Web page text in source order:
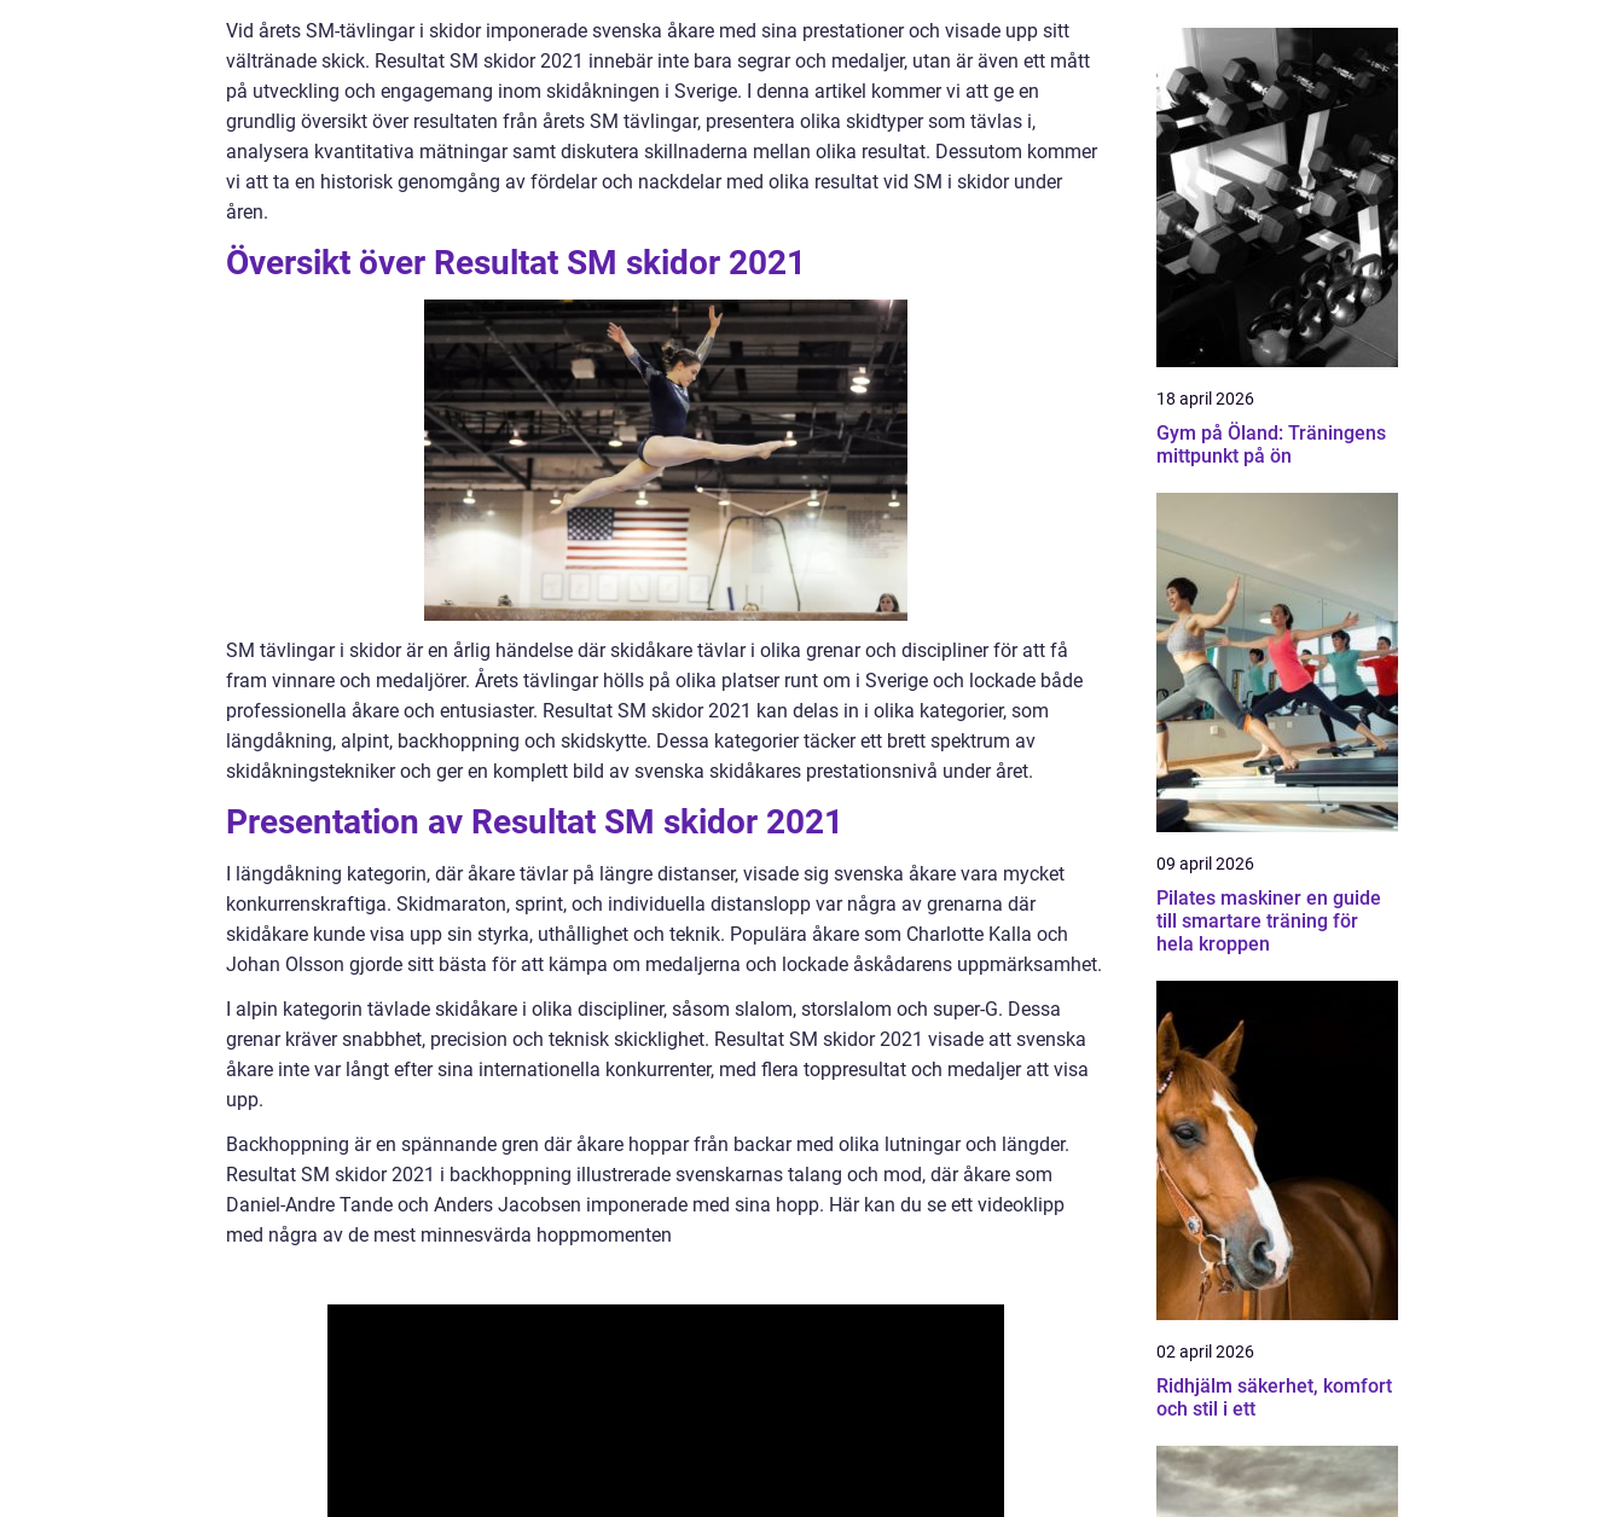
Vid årets SM-tävlingar i skidor imponerade svenska åkare med sina prestationer och visade upp sitt
vältränade skick. Resultat SM skidor 2021 innebär inte bara segrar och medaljer, utan är även ett mått
på utveckling och engagemang inom skidåkningen i Sverige. I denna artikel kommer vi att ge en
grundlig översikt över resultaten från årets SM tävlingar, presentera olika skidtyper som tävlas i,
analysera kvantitativa mätningar samt diskutera skillnaderna mellan olika resultat. Dessutom kommer
vi att ta en historisk genomgång av fördelar och nackdelar med olika resultat vid SM i skidor under
åren.
Översikt över Resultat SM skidor 2021
SM tävlingar i skidor är en årlig händelse där skidåkare tävlar i olika grenar och discipliner för att få
fram vinnare och medaljörer. Årets tävlingar hölls på olika platser runt om i Sverige och lockade både
professionella åkare och entusiaster. Resultat SM skidor 2021 kan delas in i olika kategorier, som
längdåkning, alpint, backhoppning och skidskytte. Dessa kategorier täcker ett brett spektrum av
skidåkningstekniker och ger en komplett bild av svenska skidåkares prestationsnivå under året.
Presentation av Resultat SM skidor 2021
I längdåkning kategorin, där åkare tävlar på längre distanser, visade sig svenska åkare vara mycket
konkurrenskraftiga. Skidmaraton, sprint, och individuella distanslopp var några av grenarna där
skidåkare kunde visa upp sin styrka, uthållighet och teknik. Populära åkare som Charlotte Kalla och
Johan Olsson gjorde sitt bästa för att kämpa om medaljerna och lockade åskådarens uppmärksamhet.
I alpin kategorin tävlade skidåkare i olika discipliner, såsom slalom, storslalom och super-G. Dessa
grenar kräver snabbhet, precision och teknisk skicklighet. Resultat SM skidor 2021 visade att svenska
åkare inte var långt efter sina internationella konkurrenter, med flera toppresultat och medaljer att visa
upp.
Backhoppning är en spännande gren där åkare hoppar från backar med olika lutningar och längder.
Resultat SM skidor 2021 i backhoppning illustrerade svenskarnas talang och mod, där åkare som
Daniel-Andre Tande och Anders Jacobsen imponerade med sina hopp. Här kan du se ett videoklipp
med några av de mest minnesvärda hoppmomenten
18 april 2026
Gym på Öland: Träningens
mittpunkt på ön
09 april 2026
Pilates maskiner en guide
till smartare träning för
hela kroppen
02 april 2026
Ridhjälm säkerhet, komfort
och stil i ett